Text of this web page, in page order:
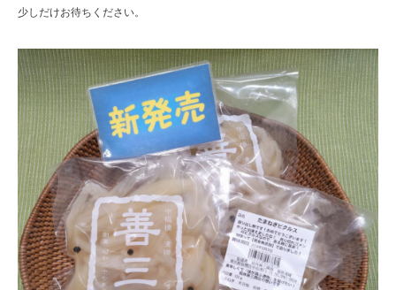
少しだけお待ちください。